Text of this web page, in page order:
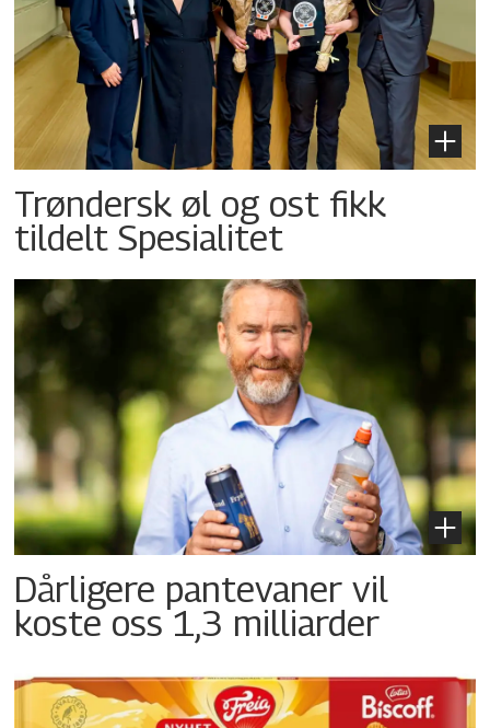
Trøndersk øl og ost fikk
tildelt Spesialitet
Dårligere pantevaner vil
koste oss 1,3 milliarder